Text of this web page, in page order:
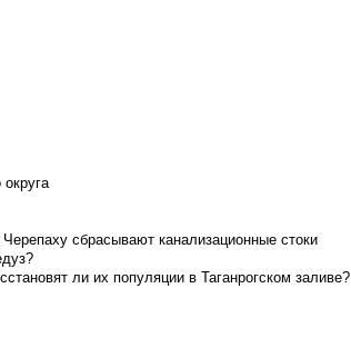
сбрасывают канализационные стоки
ли их популяции в Таганрогском заливе?